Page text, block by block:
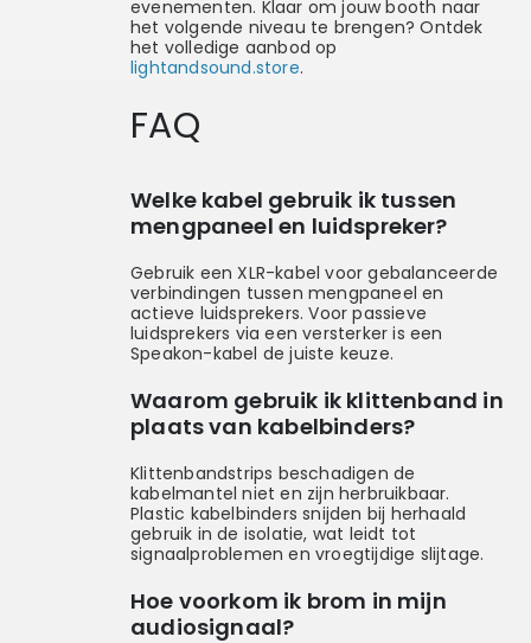
evenementen. Klaar om jouw booth naar
het volgende niveau te brengen? Ontdek
het volledige aanbod op
lightandsound.store.
FAQ
Welke kabel gebruik ik tussen
mengpaneel en luidspreker?
Gebruik een XLR-kabel voor gebalanceerde
verbindingen tussen mengpaneel en
actieve luidsprekers. Voor passieve
luidsprekers via een versterker is een
Speakon-kabel de juiste keuze.
Waarom gebruik ik klittenband in
plaats van kabelbinders?
Klittenbandstrips beschadigen de
kabelmantel niet en zijn herbruikbaar.
Plastic kabelbinders snijden bij herhaald
gebruik in de isolatie, wat leidt tot
signaalproblemen en vroegtijdige slijtage.
Hoe voorkom ik brom in mijn
audiosignaal?